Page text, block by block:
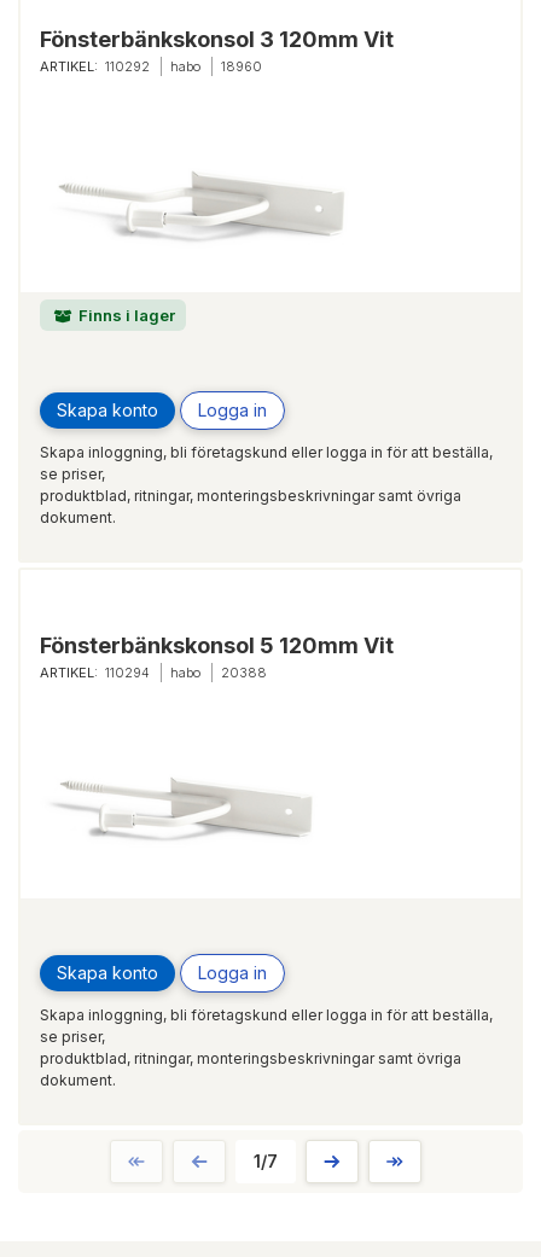
Fönsterbänkskonsol 3 120mm Vit
ARTIKEL: 110292 habo 18960
Finns i lager
Skapa konto Logga in
Skapa inloggning, bli företagskund eller logga in för att beställa,
se priser,
produktblad, ritningar, monteringsbeskrivningar samt övriga
dokument.
Fönsterbänkskonsol 5 120mm Vit
ARTIKEL: 110294 habo 20388
Skapa konto Logga in
Skapa inloggning, bli företagskund eller logga in för att beställa,
se priser,
produktblad, ritningar, monteringsbeskrivningar samt övriga
dokument.
1/7